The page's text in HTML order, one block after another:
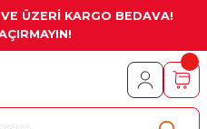
ÜZERİ KARGO BEDAVA!